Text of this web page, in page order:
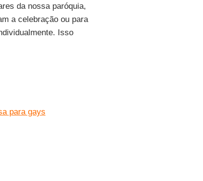
da nossa paróquia,
a celebração ou para
Isso
para gays